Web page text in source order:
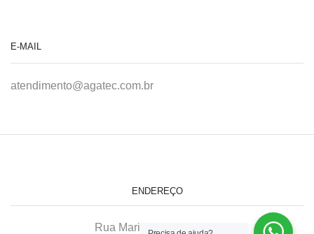
E-MAIL
atendimento@agatec.com.br
ENDEREÇO
Rua Maria Afonso, 166-A